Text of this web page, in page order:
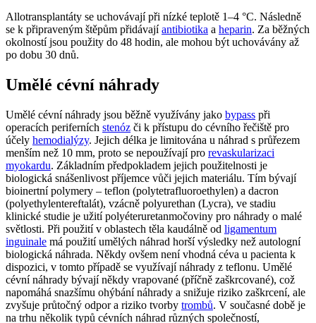
Allotransplantáty se uchovávají při nízké teplotě 1–4 °C. Následně
se k připraveným štěpům přidávají antibiotika a heparin. Za běžných
okolností jsou použity do 48 hodin, ale mohou být uchovávány až
po dobu 30 dnů.
Umělé cévní náhrady
Umělé cévní náhrady jsou běžně využívány jako bypass při
operacích periferních stenóz či k přístupu do cévního řečiště pro
účely hemodialýzy. Jejich délka je limitována u náhrad s průřezem
menším než 10 mm, proto se nepoužívají pro revaskularizaci
myokardu. Základním předpokladem jejich použitelnosti je
biologická snášenlivost příjemce vůči jejich materiálu. Tím bývají
bioinertní polymery – teflon (polytetrafluoroethylen) a dacron
(polyethylentereftalát), vzácně polyurethan (Lycra), ve stadiu
klinické studie je užití polyéteruretanmočoviny pro náhrady o malé
světlosti. Při použití v oblastech těla kaudálně od ligamentum
inguinale má použití umělých náhrad horší výsledky než autologní
biologická náhrada. Někdy ovšem není vhodná céva u pacienta k
dispozici, v tomto případě se využívají náhrady z teflonu. Umělé
cévní náhrady bývají někdy vrapované (příčně zaškrcované), což
napomáhá snazšímu ohýbání náhrady a snižuje riziko zaškrcení, ale
zvyšuje průtočný odpor a riziko tvorby trombů. V současné době je
na trhu několik typů cévních náhrad různých společností,